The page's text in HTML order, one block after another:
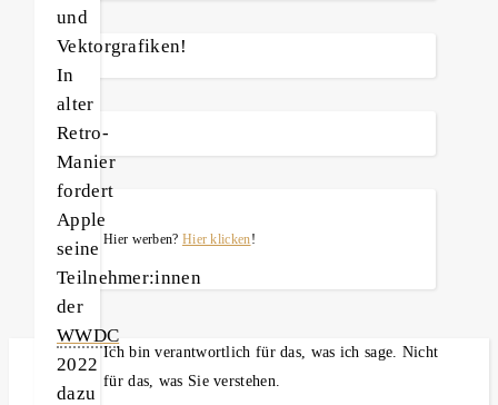
und
Vektorgrafiken!
In
alter
Retro-
Manier
fordert
Apple
seine
Teilnehmer:innen
der
WWDC
2022
dazu
Hier werben? Hier klicken!
Ich bin verantwortlich für das, was ich sage. Nicht
für das, was Sie verstehen.